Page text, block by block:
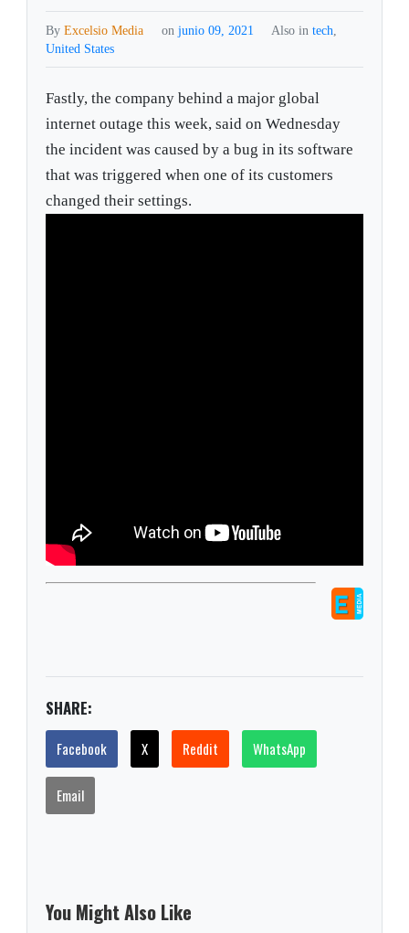
ByExcelsio Media on junio 09, 2021 Also in tech,
United States
Fastly, the company behind a major global
internet outage this week, said on Wednesday
the incident was caused by a bug in its software
that was triggered when one of its customers
changed their settings.
SHARE:
Facebook X Reddit WhatsApp
Email
You Might Also Like